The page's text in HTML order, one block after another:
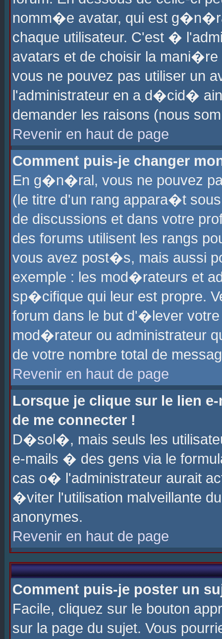
nomm�e avatar, qui est
chaque utilisateur. C'est �
avatars et de choisir la
vous ne pouvez pas utiliser un
l'administrateur en a d�cid�
demander les raisons (nous
Revenir en haut de page
Comment puis-je changer
En g�n�ral, vous ne pouvez
(le titre d'un rang appara�t
de discussions et dans votre
des forums utilisent les rangs
vous avez post�s, mais aussi
exemple : les mod�rateurs et
sp�cifique qui leur est propre.
forum dans le but d'�lever
mod�rateur ou administrateur
de votre nombre total de
Revenir en haut de page
Lorsque je clique sur le lien
de me connecter !
D�sol�, mais seuls les
e-mails � des gens via le
cas o� l'administrateur aurait
�viter l'utilisation malveillante
anonymes.
Revenir en haut de page
Comment puis-je poster un
Facile, cliquez sur le bouton
sur la page du sujet. Vous